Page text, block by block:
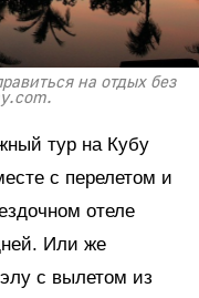
на отдых без
тур на Кубу
с перелетом и
отеле
Или же
с вылетом из